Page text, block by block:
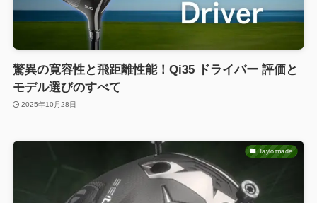
驚異の寛容性と飛距離性能！Qi35 ドライバー 評価と
モデル選びのすべて
2025年10月28日
Taylormade